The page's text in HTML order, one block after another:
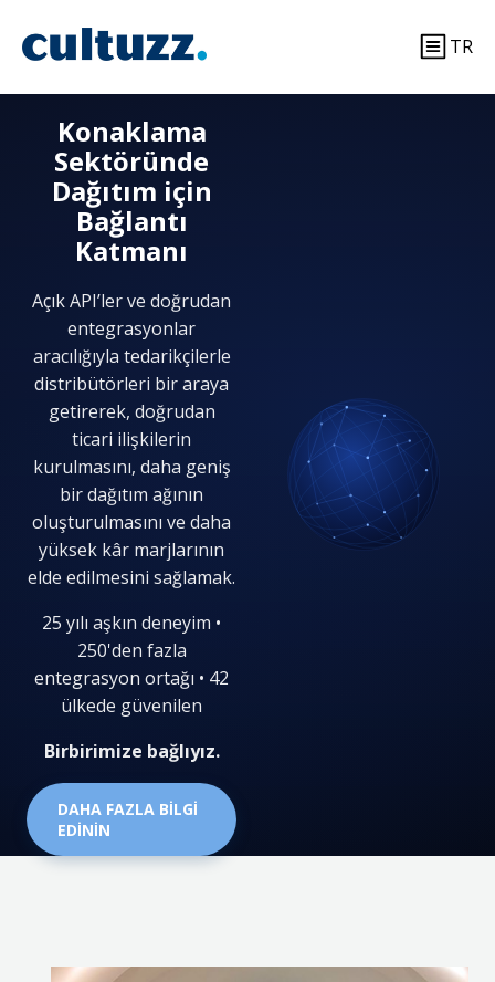
TR
Konaklama
Sektöründe
Dağıtım için
Bağlantı
Katmanı
Açık API’ler ve doğrudan
entegrasyonlar
aracılığıyla tedarikçilerle
distribütörleri bir araya
getirerek, doğrudan
ticari ilişkilerin
kurulmasını, daha geniş
bir dağıtım ağının
oluşturulmasını ve daha
yüksek kâr marjlarının
elde edilmesini sağlamak.
25 yılı aşkın deneyim •
250'den fazla
entegrasyon ortağı • 42
ülkede güvenilen
Birbirimize bağlıyız.
DAHA FAZLA BİLGİ
EDİNİN